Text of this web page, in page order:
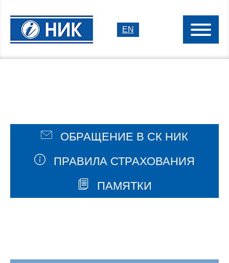
EN
ОБРАЩЕНИЕ В СК НИК
ПРАВИЛА СТРАХОВАНИЯ
ПАМЯТКИ